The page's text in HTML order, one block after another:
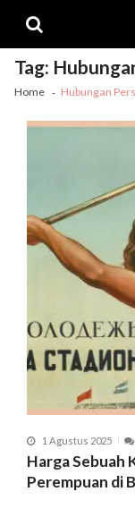
navigation
content
Tag:
Home Hubungan
1 Agustus 2025
Harga Sebuah
Perempuan di